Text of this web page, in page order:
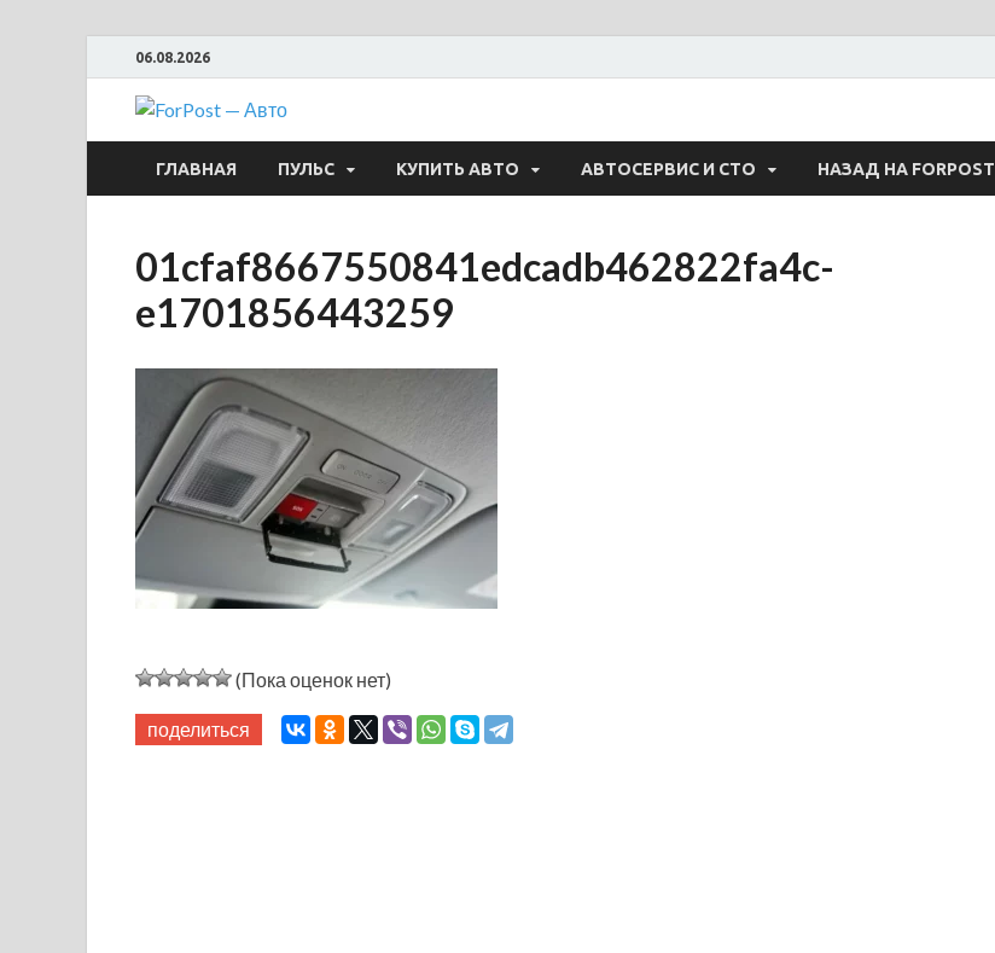
06.08.2026
ForPost — Авто
ГЛАВНАЯ ПУЛЬС КУПИТЬ АВТО АВТОСЕРВИС И СТО НАЗАД НА FORPOST
01cfaf8667550841edcadb462822fa4c-
e1701856443259
(Пока оценок нет)
поделиться